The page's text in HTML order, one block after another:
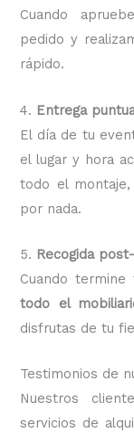
Cuando
pedido y
rápido.
4. Entrega
El día de tu
el lugar y hora
todo el
por nada.
5. Recogida
Cuando
todo el
disfrutas de tu
Testimonios de
Nuestros
servicios de